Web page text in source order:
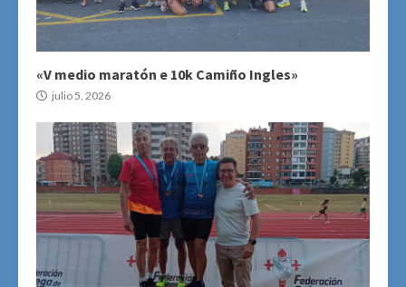
«V medio maratón e 10k Camiño Ingles»
julio 5, 2026